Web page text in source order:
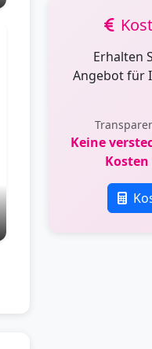
Erhalten
Angebot für
Keine
Kosten